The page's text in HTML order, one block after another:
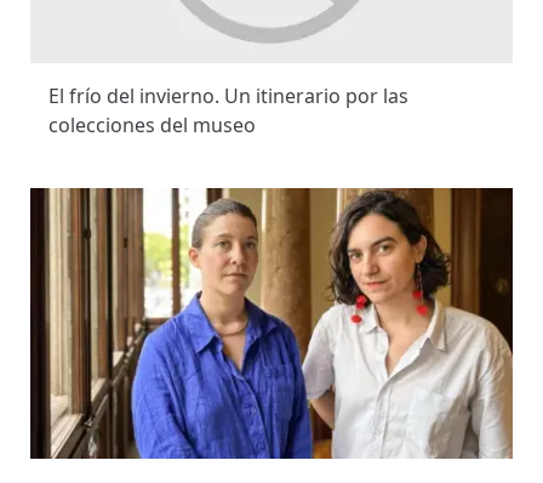
El frío del invierno. Un itinerario por las
colecciones del museo